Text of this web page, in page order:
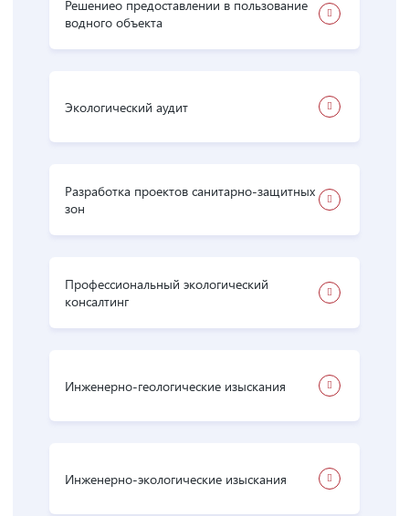
Решение о предоставлении в пользование
водного объекта
Экологический аудит
Разработка проектов санитарно-защитных
зон
Профессиональный экологический
консалтинг
Инженерно-геологические изыскания
Инженерно-экологические изыскания